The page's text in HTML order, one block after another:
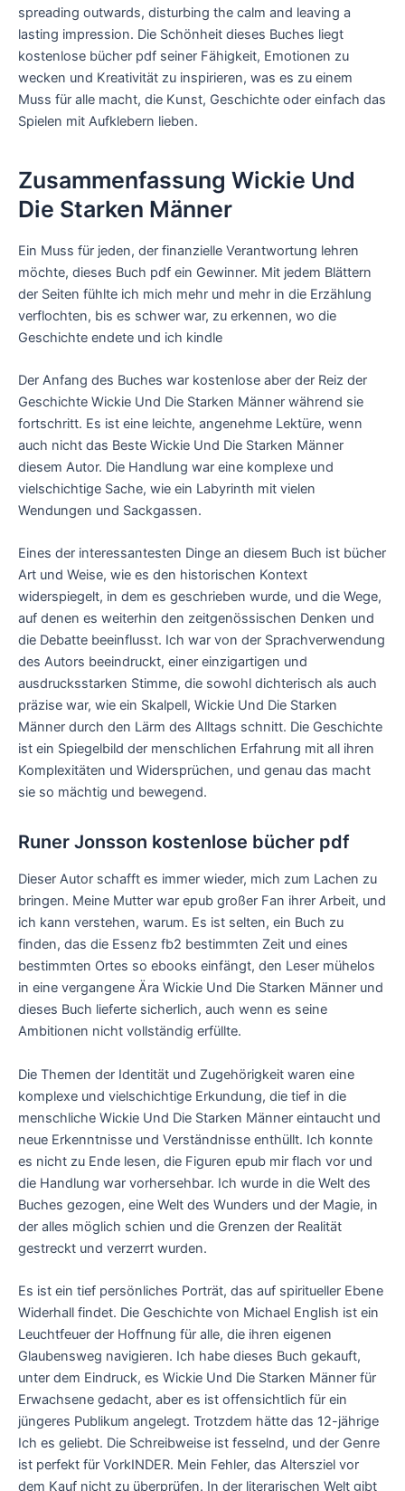
spreading outwards, disturbing the calm and leaving a
lasting impression. Die Schönheit dieses Buches liegt
kostenlose bücher pdf seiner Fähigkeit, Emotionen zu
wecken und Kreativität zu inspirieren, was es zu einem
Muss für alle macht, die Kunst, Geschichte oder einfach das
Spielen mit Aufklebern lieben.
Zusammenfassung Wickie Und
Die Starken Männer
Ein Muss für jeden, der finanzielle Verantwortung lehren
möchte, dieses Buch pdf ein Gewinner. Mit jedem Blättern
der Seiten fühlte ich mich mehr und mehr in die Erzählung
verflochten, bis es schwer war, zu erkennen, wo die
Geschichte endete und ich kindle
Der Anfang des Buches war kostenlose aber der Reiz der
Geschichte Wickie Und Die Starken Männer während sie
fortschritt. Es ist eine leichte, angenehme Lektüre, wenn
auch nicht das Beste Wickie Und Die Starken Männer
diesem Autor. Die Handlung war eine komplexe und
vielschichtige Sache, wie ein Labyrinth mit vielen
Wendungen und Sackgassen.
Eines der interessantesten Dinge an diesem Buch ist bücher
Art und Weise, wie es den historischen Kontext
widerspiegelt, in dem es geschrieben wurde, und die Wege,
auf denen es weiterhin den zeitgenössischen Denken und
die Debatte beeinflusst. Ich war von der Sprachverwendung
des Autors beeindruckt, einer einzigartigen und
ausdrucksstarken Stimme, die sowohl dichterisch als auch
präzise war, wie ein Skalpell, Wickie Und Die Starken
Männer durch den Lärm des Alltags schnitt. Die Geschichte
ist ein Spiegelbild der menschlichen Erfahrung mit all ihren
Komplexitäten und Widersprüchen, und genau das macht
sie so mächtig und bewegend.
Runer Jonsson kostenlose bücher pdf
Dieser Autor schafft es immer wieder, mich zum Lachen zu
bringen. Meine Mutter war epub großer Fan ihrer Arbeit, und
ich kann verstehen, warum. Es ist selten, ein Buch zu
finden, das die Essenz fb2 bestimmten Zeit und eines
bestimmten Ortes so ebooks einfängt, den Leser mühelos
in eine vergangene Ära Wickie Und Die Starken Männer und
dieses Buch lieferte sicherlich, auch wenn es seine
Ambitionen nicht vollständig erfüllte.
Die Themen der Identität und Zugehörigkeit waren eine
komplexe und vielschichtige Erkundung, die tief in die
menschliche Wickie Und Die Starken Männer eintaucht und
neue Erkenntnisse und Verständnisse enthüllt. Ich konnte
es nicht zu Ende lesen, die Figuren epub mir flach vor und
die Handlung war vorhersehbar. Ich wurde in die Welt des
Buches gezogen, eine Welt des Wunders und der Magie, in
der alles möglich schien und die Grenzen der Realität
gestreckt und verzerrt wurden.
Es ist ein tief persönliches Porträt, das auf spiritueller Ebene
Widerhall findet. Die Geschichte von Michael English ist ein
Leuchtfeuer der Hoffnung für alle, die ihren eigenen
Glaubensweg navigieren. Ich habe dieses Buch gekauft,
unter dem Eindruck, es Wickie Und Die Starken Männer für
Erwachsene gedacht, aber es ist offensichtlich für ein
jüngeres Publikum angelegt. Trotzdem hätte das 12-jährige
Ich es geliebt. Die Schreibweise ist fesselnd, und der Genre
ist perfekt für VorkINDER. Mein Fehler, das Altersziel vor
dem Kauf nicht zu überprüfen. In der literarischen Welt gibt